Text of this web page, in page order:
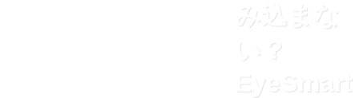
み込まな
い？
EyeSmart